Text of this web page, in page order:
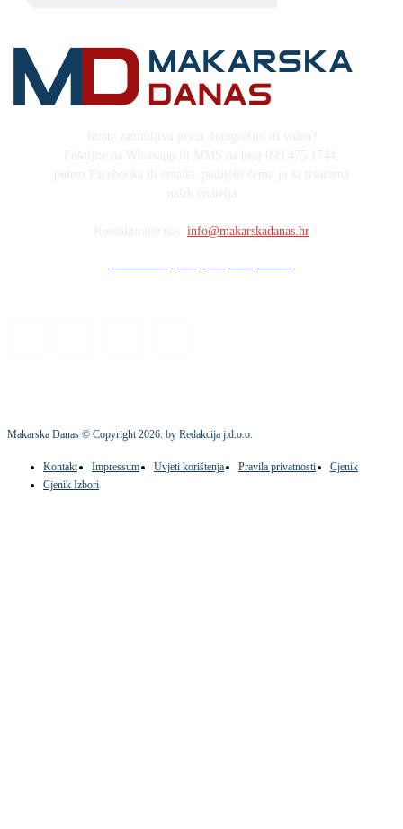
info@makarskadanas.hr
Makarska Danas © Copyright2026. by Redakcija j.d.o.o.
Kontakt Impressum Uvjeti korištenja Pravila privatnosti
Cjenik
Cjenik Izbori